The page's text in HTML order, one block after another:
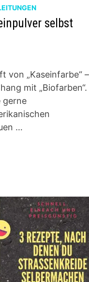
selbst
von „Kaseinfarbe“ –
mit „Biofarben“.
gerne
…